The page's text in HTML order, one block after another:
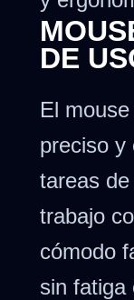
DE
El
preciso y
tareas
trabajo
cómodo
sin fatiga